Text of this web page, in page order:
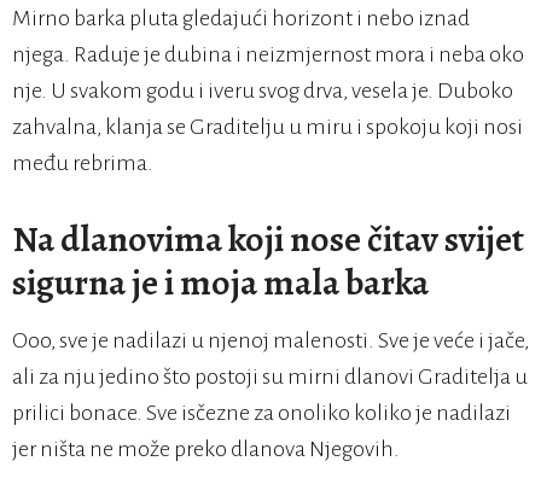
Mirno barka pluta gledajući horizont i nebo iznad
njega. Raduje je dubina i neizmjernost mora i neba oko
nje. U svakom godu i iveru svog drva, vesela je. Duboko
zahvalna, klanja se Graditelju u miru i spokoju koji nosi
među rebrima.
Na dlanovima koji nose čitav svijet
sigurna je i moja mala barka
Ooo, sve je nadilazi u njenoj malenosti. Sve je veće i jače,
ali za nju jedino što postoji su mirni dlanovi Graditelja u
prilici bonace. Sve isčezne za onoliko koliko je nadilazi
jer ništa ne može preko dlanova Njegovih.